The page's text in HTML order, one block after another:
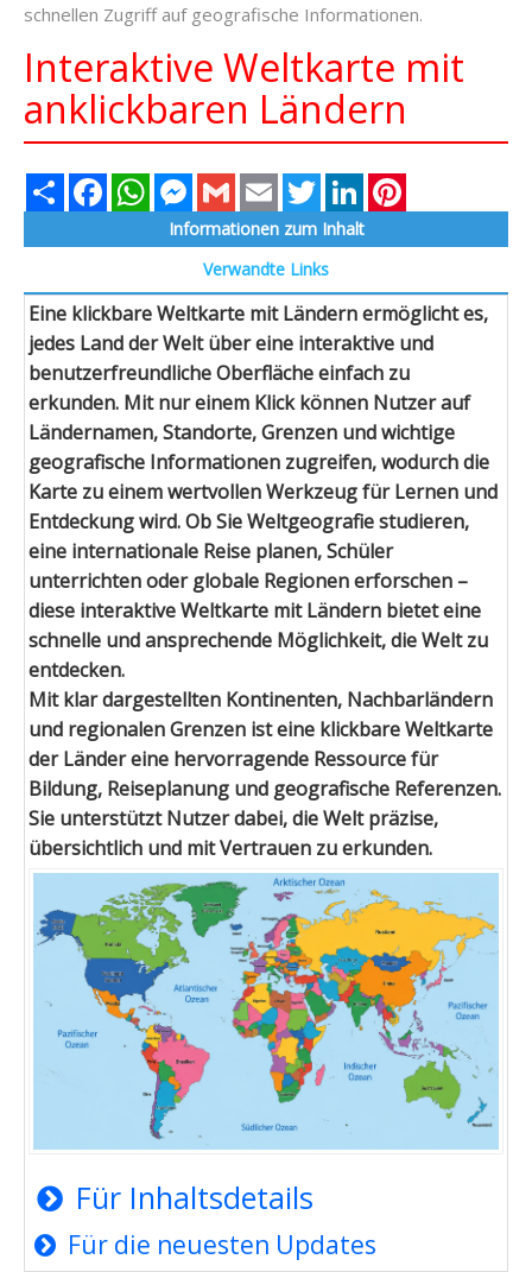
schnellen Zugriff auf geografische Informationen.
Interaktive Weltkarte mit
anklickbaren Ländern
ShareFacebookWhatsAppMessenger
GmailEmailTwitterLinkedIn
Informationen zum Inhalt
Verwandte Links
Eine klickbare Weltkarte mit Ländern ermöglicht es,
jedes Land der Welt über eine interaktive und
benutzerfreundliche Oberfläche einfach zu
erkunden. Mit nur einem Klick können Nutzer auf
Ländernamen, Standorte, Grenzen und wichtige
geografische Informationen zugreifen, wodurch die
Karte zu einem wertvollen Werkzeug für Lernen und
Entdeckung wird. Ob Sie Weltgeografie studieren,
eine internationale Reise planen, Schüler
unterrichten oder globale Regionen erforschen –
diese interaktive Weltkarte mit Ländern bietet eine
schnelle und ansprechende Möglichkeit, die Welt zu
entdecken.
Mit klar dargestellten Kontinenten, Nachbarländern
und regionalen Grenzen ist eine klickbare Weltkarte
der Länder eine hervorragende Ressource für
Bildung, Reiseplanung und geografische Referenzen.
Sie unterstützt Nutzer dabei, die Welt präzise,
übersichtlich und mit Vertrauen zu erkunden.
Für Inhaltsdetails
Für die neuesten Updates